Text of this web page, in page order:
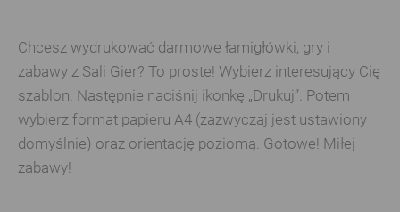
Chcesz wydrukować darmowe łamigłówki, gry i
zabawy z Sali Gier? To proste! Wybierz interesujący Cię
szablon. Następnie naciśnij ikonkę „Drukuj”. Potem
wybierz format papieru A4 (zazwyczaj jest ustawiony
domyślnie) oraz orientację poziomą. Gotowe! Miłej
zabawy!